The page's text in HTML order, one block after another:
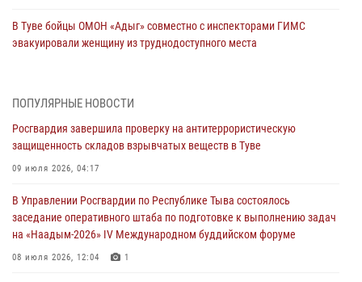
В Туве бойцы ОМОН «Адыг» совместно с инспекторами ГИМС
эвакуировали женщину из труднодоступного места
Росгвардия проверила организацию отдыха детей в детских
31 июля 2026, 03:49
Сотрудники вневедомственной охраны приняли участие в акции
29 июля 2026, 09:41
26 сигналов «Тревога» с автотранспортов отработали экипажи
задержаний Росгвардии в Туве с начала года
ПОПУЛЯРНЫЕ НОВОСТИ
Росгвардия завершила проверку на антитеррористическую
защищенность складов взрывчатых веществ в Туве
09 июля 2026, 04:17
В Управлении Росгвардии по Республике Тыва состоялось
заседание оперативного штаба по подготовке к выполнению задач
на «Наадым-2026» IV Международном буддийском форуме
08 июля 2026, 12:04 1